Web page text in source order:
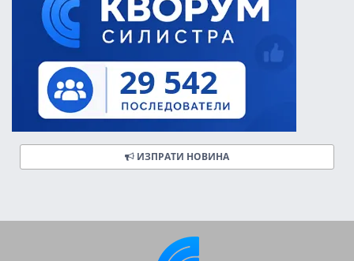
ИЗПРАТИ НОВИНА